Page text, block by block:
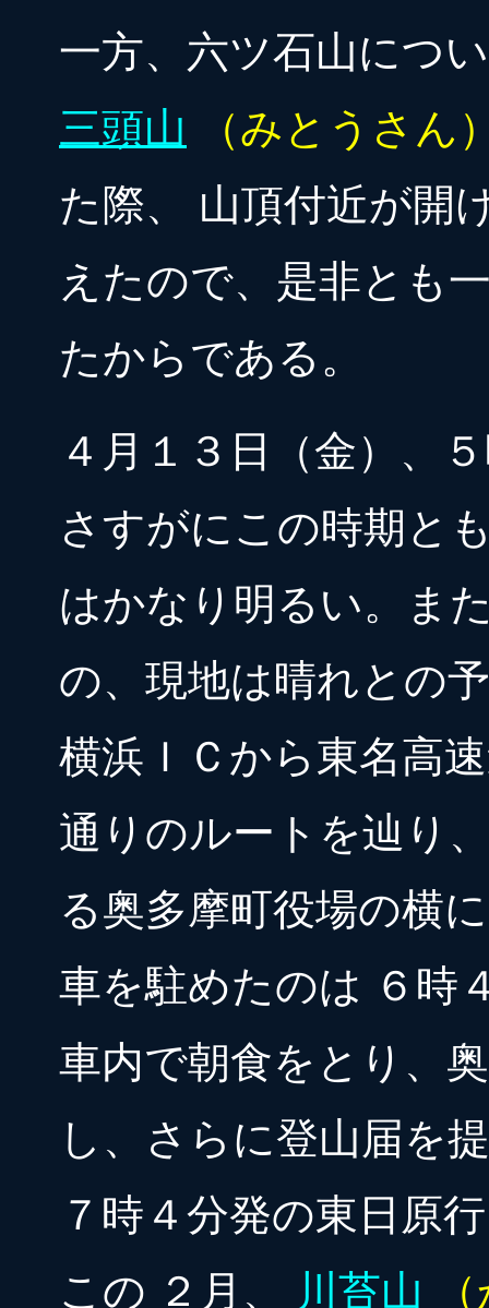
一方、六ツ石山につ
三頭山
（みとうさん
た際、 山頂付近が開
えたので、是非とも
たからである。
４月１３日（金）、
さすがにこの時期と
はかなり明るい。ま
の、現地は晴れとの
横浜ＩＣから東名高
通りのルートを辿り
る奥多摩町役場の横
車を駐めたのは ６時
車内で朝食をとり、
し、さらに登山届を
７時４分発の東日原
この ２月、
川苔山